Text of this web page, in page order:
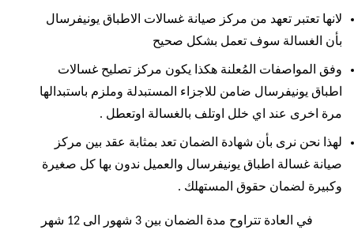
لانها تعتبر تعهد من مركز صيانة غسالات الاطباق يونيفرسال
بأن الغسالة سوف تعمل بشكل صحيح
وفق المواصفات المُعلنة هكذا يكون مركز تصليح غسالات
اطباق يونيفرسال ضامن للاجزاء المستبدلة وملزم باستبدالها
مرة اخرى عند اي خلل اوتلف بالغسالة اوتعطل .
لهذا نحن نرى بأن شهادة الضمان تعد بمثابة عقد بين مركز
صيانة غسالة اطباق يونيفرسال والعميل ندون بها كل صغيرة
وكبيرة لضمان حقوق المستهلك .
في العادة تتراوح مدة الضمان بين 3 شهور الى 12 شهر